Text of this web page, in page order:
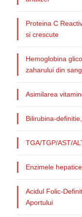
Proteina C
si crescute
Hemoglobina
zaharului din
Asimilarea
Bilirubina-
TGA/TGP/AST/
Enzimele
Acidul Folic-
Aportului